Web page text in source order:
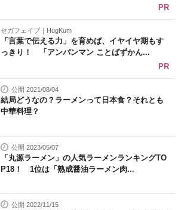
PR
セガフェイブ｜HugKum
「言葉で伝える力」を育めば、イヤイヤ期もす
っきり！ 「アンパンマン ことばずかん...
PR
公開 2021/08/04
結局どうなの？ラーメンって日本食？それとも
中華料理？
公開 2023/05/07
「丸源ラーメン」の人気ラーメンランキングTO
P18！ 1位は「熟成醤油ラーメン肉...
公開 2022/11/15